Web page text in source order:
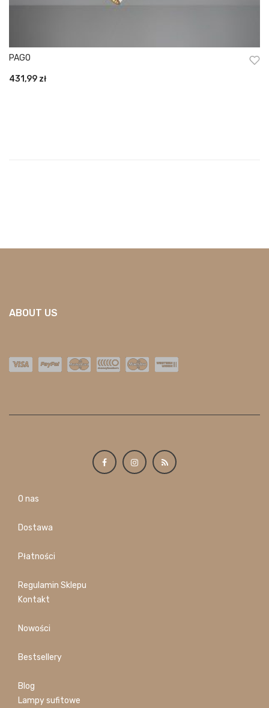
PAGO
431,99 zł
ABOUT US
O nas
Dostawa
Płatności
Regulamin Sklepu
Kontakt
Nowości
Bestsellery
Blog
Lampy sufitowe